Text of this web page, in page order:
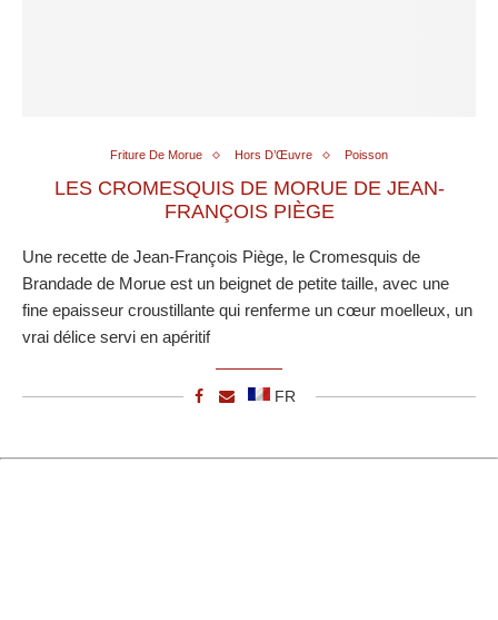
Friture De Morue Hors D’Œuvre Poisson
LES CROMESQUIS DE MORUE DE JEAN-
FRANÇOIS PIÈGE
Une recette de Jean-François Piège, le Cromesquis de
Brandade de Morue est un beignet de petite taille, avec une
fine epaisseur croustillante qui renferme un cœur moelleux, un
vrai délice servi en apéritif
FR